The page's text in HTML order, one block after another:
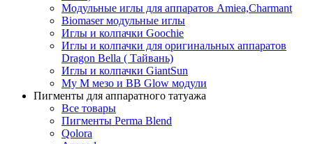
Модульные иглы для аппаратов Amiea,Charmant
Biomaser модульные иглы
Иглы и колпачки Goochie
Иглы и колпачки для оригинальных аппаратов
Dragon Bella ( Тайвань)
Иглы и колпачки GiantSun
My M мезо и BB Glow модули
Пигменты для аппаратного татуажа
Все товары
Пигменты Perma Blend
Qolora